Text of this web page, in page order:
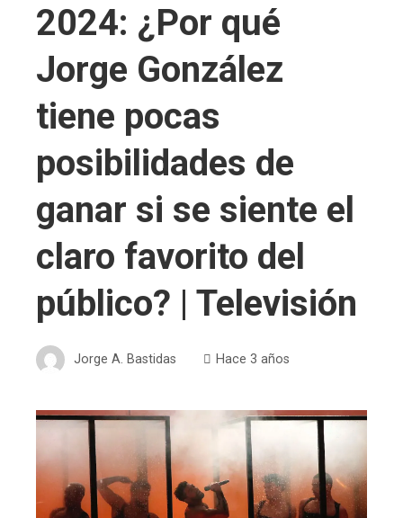
2024: ¿Por qué
Jorge González
tiene pocas
posibilidades de
ganar si se siente el
claro favorito del
público? | Televisión
Jorge A. Bastidas Hace 3 años